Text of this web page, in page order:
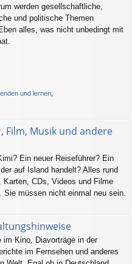
werden gesellschaftliche,
und politische Themen
alles, was nicht unbedingt mit
und lernen,
Film, Musik und andere
Ein neuer Reiseführer? Ein
auf Island handelt? Alles rund
Karten, CDs, Videos und Filme
Sie müssen nicht einmal neu sein.
im Kino, Diavorträge in der
im Fernsehen und anderes